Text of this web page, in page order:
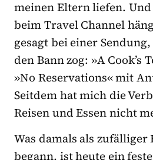
meinen Eltern liefen.
beim Travel Channel
gesagt bei einer
den Bann zog: »A Cook’s
»No Reservations« mit
Seitdem hat mich die
Reisen und Essen nicht
Was damals als zufälliger
begann, ist heute ein